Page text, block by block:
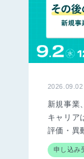
2026.09.02
新規事業
キャリア
評価・異
申し込み